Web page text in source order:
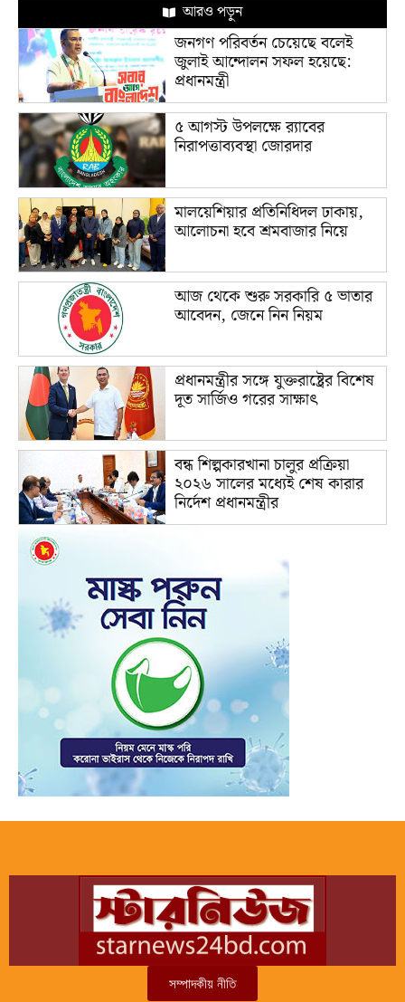
আরও পড়ুন
জনগণ পরিবর্তন চেয়েছে বলেই
জুলাই আন্দোলন সফল হয়েছে:
প্রধানমন্ত্রী
৫ আগস্ট উপলক্ষে র‌্যাবের
নিরাপত্তাব্যবস্থা জোরদার
মালয়েশিয়ার প্রতিনিধিদল ঢাকায়,
আলোচনা হবে শ্রমবাজার নিয়ে
আজ থেকে শুরু সরকারি ৫ ভাতার
আবেদন, জেনে নিন নিয়ম
প্রধানমন্ত্রীর সঙ্গে যুক্তরাষ্ট্রের বিশেষ
দূত সার্জিও গরের সাক্ষাৎ
বন্ধ শিল্পকারখানা চালুর প্রক্রিয়া
২০২৬ সালের মধ্যেই শেষ কারার
নির্দেশ প্রধানমন্ত্রীর
সম্পাদকীয় নীতি